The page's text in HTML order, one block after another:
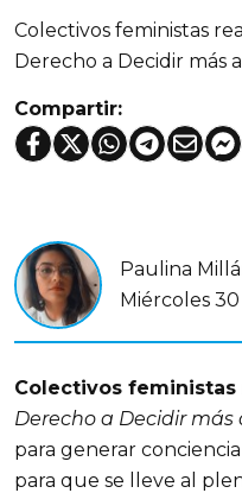
Colectivos feministas
Derecho a Decidir más
Compartir:
Paulina
Miércoles
Colectivos feministas
Derecho a Decidir más
para generar
para que se lleve al